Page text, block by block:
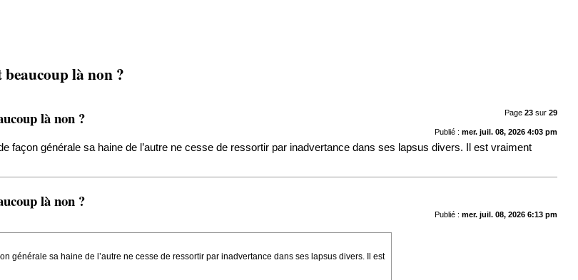
là non ?
Page 23sur 29
là non ?
Publié : mer. juil. 08, 2026 4:03 pm
façon générale sa haine de l’autre ne cesse de ressortir par inadvertance dans ses lapsus divers. Il est vraiment
là non ?
Publié : mer. juil. 08, 2026 6:13 pm
générale sa haine de l’autre ne cesse de ressortir par inadvertance dans ses lapsus divers. Il est